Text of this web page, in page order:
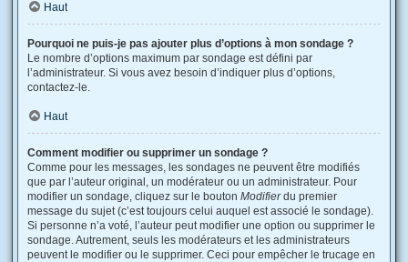
Haut
Pourquoi ne puis-je pas ajouter plus d’options à mon sondage ?
Le nombre d’options maximum par sondage est défini par
l’administrateur. Si vous avez besoin d’indiquer plus d’options,
contactez-le.
Haut
Comment modifier ou supprimer un sondage ?
Comme pour les messages, les sondages ne peuvent être modifiés
que par l’auteur original, un modérateur ou un administrateur. Pour
modifier un sondage, cliquez sur le bouton Modifierdu premier
message du sujet (c’est toujours celui auquel est associé le sondage).
Si personne n’a voté, l’auteur peut modifier une option ou supprimer le
sondage. Autrement, seuls les modérateurs et les administrateurs
peuvent le modifier ou le supprimer. Ceci pour empêcher le trucage en